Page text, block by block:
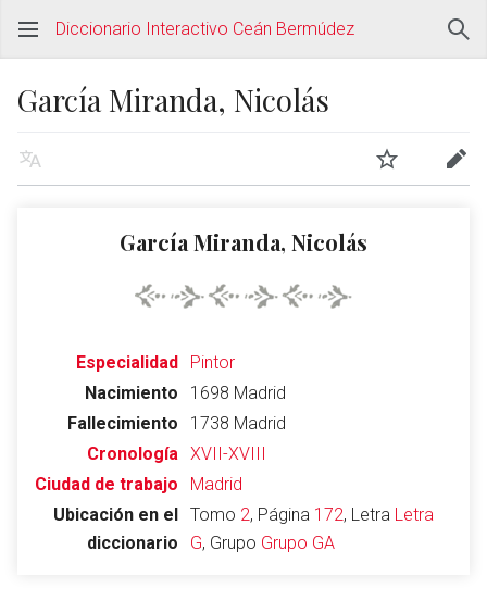
Diccionario Interactivo Ceán Bermúdez
García Miranda, Nicolás
García Miranda, Nicolás
Especialidad
Pintor
Nacimiento
1698 Madrid
Fallecimiento
1738 Madrid
Cronología XVII-XVIII
Ciudad de trabajo
Madrid
Ubicación en el
diccionario
Tomo 2, Página 172, Letra Letra
G, Grupo Grupo GA